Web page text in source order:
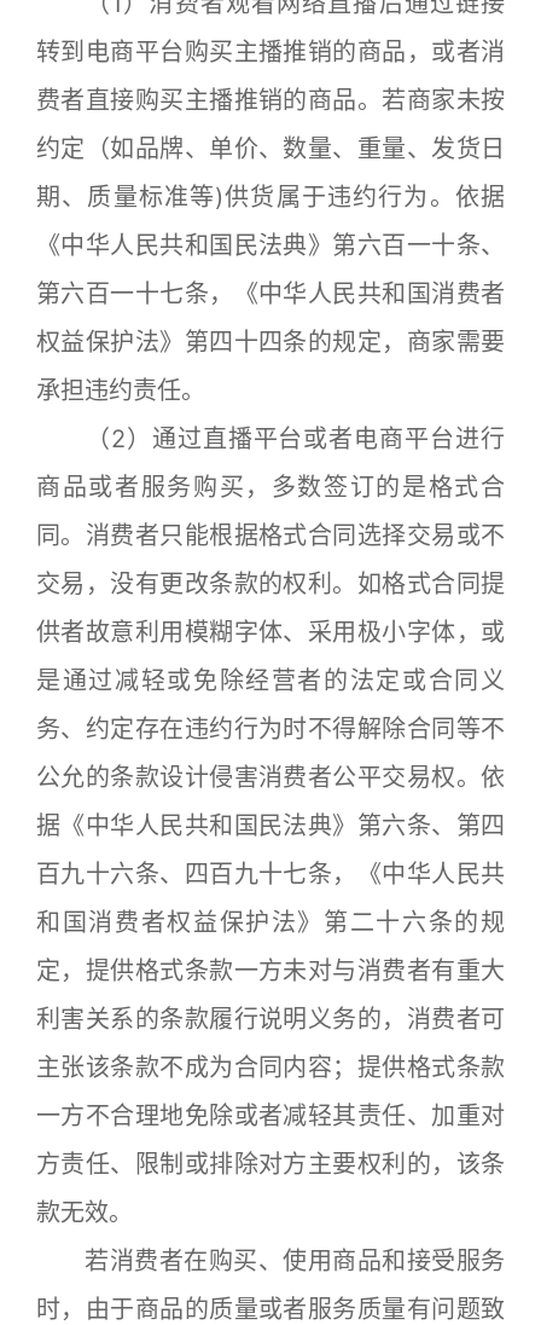
转到电商平台购买主播推销的商品，或者消
费者直接购买主播推销的商品。若商家未按
约定（如品牌、单价、数量、重量、发货日
期、质量标准等)供货属于违约行为。依据
《中华人民共和国民法典》第六百一十条、
第六百一十七条，《中华人民共和国消费者
权益保护法》第四十四条的规定，商家需要
承担违约责任。
（2）通过直播平台或者电商平台进行
商品或者服务购买，多数签订的是格式合
同。消费者只能根据格式合同选择交易或不
交易，没有更改条款的权利。如格式合同提
供者故意利用模糊字体、采用极小字体，或
是通过减轻或免除经营者的法定或合同义
务、约定存在违约行为时不得解除合同等不
公允的条款设计侵害消费者公平交易权。依
据《中华人民共和国民法典》第六条、第四
百九十六条、四百九十七条，《中华人民共
和国消费者权益保护法》第二十六条的规
定，提供格式条款一方未对与消费者有重大
利害关系的条款履行说明义务的，消费者可
主张该条款不成为合同内容；提供格式条款
一方不合理地免除或者减轻其责任、加重对
方责任、限制或排除对方主要权利的，该条
款无效。
若消费者在购买、使用商品和接受服务
时，由于商品的质量或者服务质量有问题致